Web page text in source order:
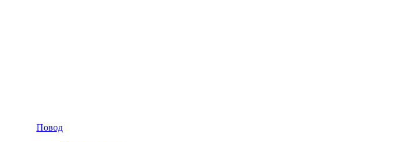
Повод